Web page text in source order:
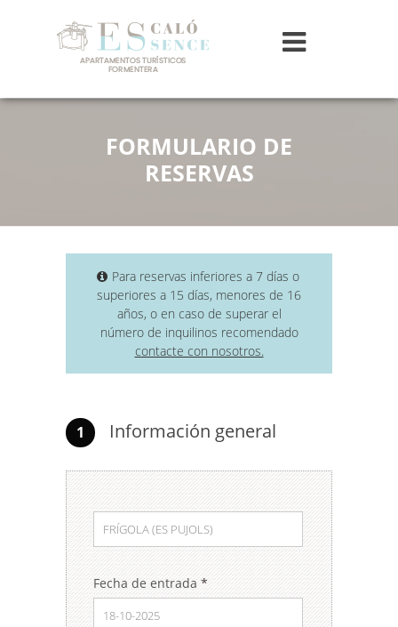
FORMULARIO DE
RESERVAS
Para reservas inferiores a 7 días o
superiores a 15 días, menores de 16
años, o en caso de superar el
número de inquilinos recomendado
contacte con nosotros.
1 Información general
Fecha de entrada *